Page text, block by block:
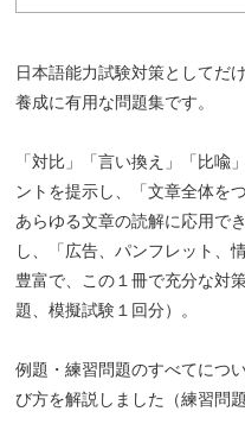
日本語能力試験対策としてだ
養成に有用な問題集です。
「対比」「言い換え」「比喩
ントを提示し、「文章全体を
あらゆる文章の読解に応用で
し、「広告、パンフレット、
豊富で、この１冊で充分な対
題、模擬試験１回分）。
例題・練習問題のすべてにつ
び方を解説しました（練習問